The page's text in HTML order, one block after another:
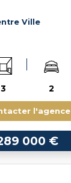
Ville
3 2
l'agence
000 €